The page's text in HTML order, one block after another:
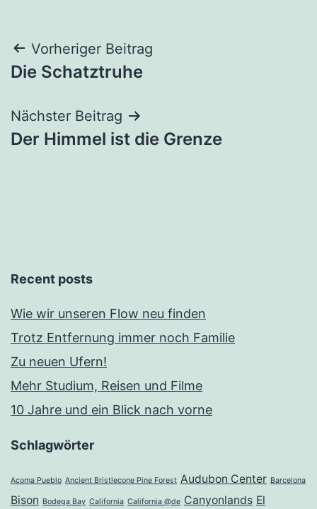
Beitragsnavigation
Vorheriger Beitrag
Die Schatztruhe
Nächster Beitrag
Der Himmel ist die Grenze
Recent posts
Wie wir unseren Flow neu finden
Trotz Entfernung immer noch Familie
Zu neuen Ufern!
Mehr Studium, Reisen und Filme
10 Jahre und ein Blick nach vorne
Schlagwörter
Acoma Pueblo Ancient Bristlecone Pine Forest Audubon Center Barcelona
Bison Bodega Bay California California @de Canyonlands El